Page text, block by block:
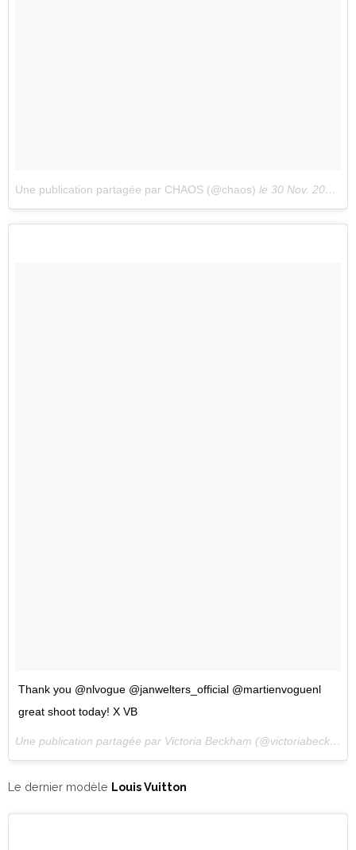
Une publication partagée par CHAOS (@chaos) le 30 Nov. 2016 à 15h16 PST
Thank you @nlvogue @janwelters_official @martienvoguenl
great shoot today! X VB
Une publication partagée par Victoria Beckham (@victoriabeckham) le
Le dernier modèle Louis Vuitton